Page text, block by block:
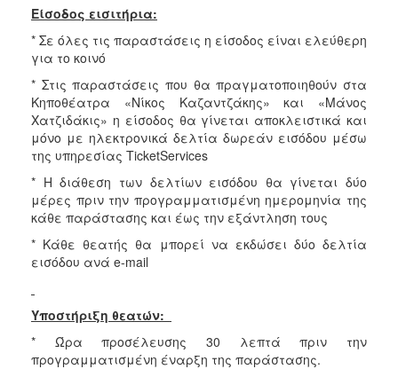
Είσοδος εισιτήρια:
* Σε όλες τις παραστάσεις η είσοδος είναι ελεύθερη
για το κοινό
* Στις παραστάσεις που θα πραγματοποιηθούν στα
Κηποθέατρα «Νίκος Καζαντζάκης» και «Μάνος
Χατζιδάκις» η είσοδος θα γίνεται αποκλειστικά και
μόνο με ηλεκτρονικά δελτία δωρεάν εισόδου μέσω
της υπηρεσίας TicketServices
* Η διάθεση των δελτίων εισόδου θα γίνεται δύο
μέρες πριν την προγραμματισμένη ημερομηνία της
κάθε παράστασης και έως την εξάντληση τους
* Κάθε θεατής θα μπορεί να εκδώσει δύο δελτία
εισόδου ανά e-mail
Υποστήριξη θεατών:
* Ώρα προσέλευσης 30 λεπτά πριν την
προγραμματισμένη έναρξη της παράστασης.